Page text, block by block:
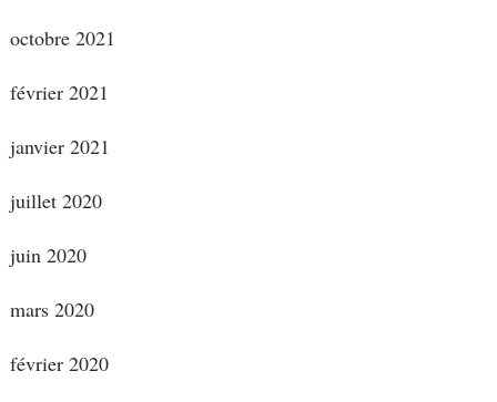
octobre 2021
février 2021
janvier 2021
juillet 2020
juin 2020
mars 2020
février 2020